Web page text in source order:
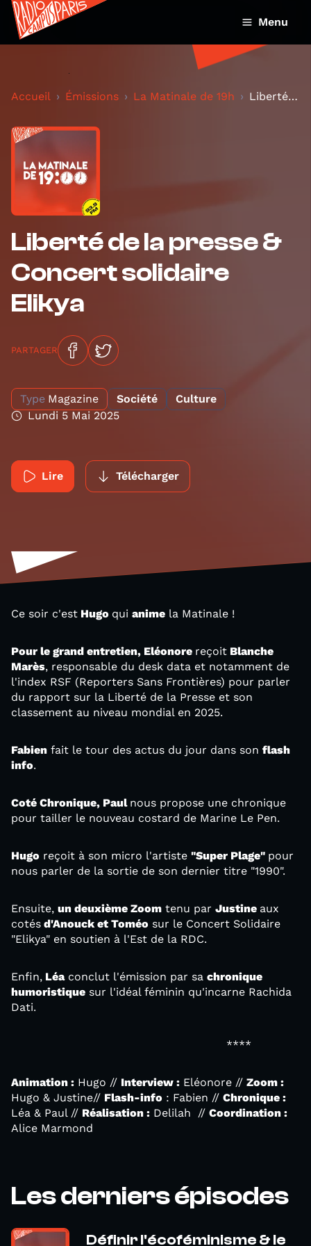
Menu
Accueil Émissions La Matinale de 19h Liberté de la presse & Concert solidaire Elikya
Liberté de la presse &
Concert solidaire
Elikya
PARTAGER
Type Magazine Société
Culture
Lundi 5 Mai 2025
Lire Télécharger
Ce soir c'est Hugo qui anime la Matinale !
Pour le grand entretien, Eléonore reçoit Blanche
Marès, responsable du desk data et notamment de
l'index RSF (Reporters Sans Frontières) pour parler
du rapport sur la Liberté de la Presse et son
classement au niveau mondial en 2025.
Fabien fait le tour des actus du jour dans son flash
info.
Coté Chronique, Paul nous propose une chronique
pour tailler le nouveau costard de Marine Le Pen.
Hugo reçoit à son micro l'artiste "Super Plage" pour
nous parler de la sortie de son dernier titre "1990".
Ensuite, un deuxième Zoom tenu par Justine aux
cotés d'Anouck et Toméo sur le Concert Solidaire
"Elikya" en soutien à l'Est de la RDC.
Enfin, Léaconclut l'émission par sa chronique
humoristique sur l'idéal féminin qu'incarne Rachida
Dati.
****
Animation : Hugo // Interview : Eléonore // Zoom :
Hugo & Justine// Flash-info : Fabien // Chronique :
Léa & Paul // Réalisation : Delilah // Coordination :
Alice Marmond
Les derniers épisodes
Définir l'écoféminisme & le